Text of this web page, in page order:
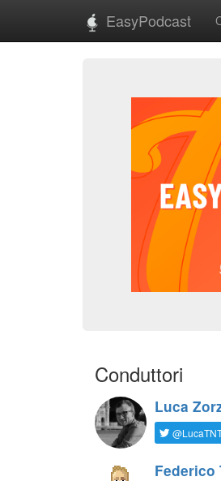
EasyPodcast
Conduttori
Luca
Federico